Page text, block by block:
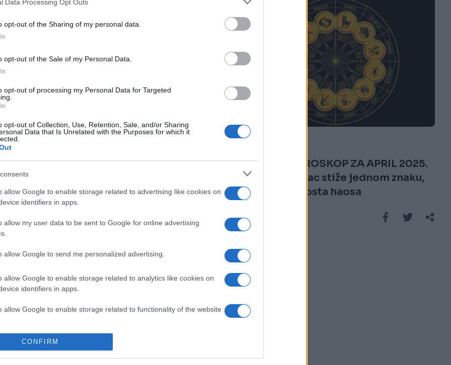
Data Processing Opt Outs
opt-out of the Sharing of my personal data.
opt-out of the Sale of my Personal Data.
opt-out of processing my Personal Data for Targeted
opt-out of Collection, Use, Retention, Sale, and/or Sharing
Data that Is Unrelated with the Purposes for which it
allow Google to enable storage related to advertising like cookies on
identifiers in apps.
allow my user data to be sent to Google for online advertising
allow Google to send me personalized advertising.
allow Google to enable storage related to analytics like cookies on
identifiers in apps.
allow Google to enable storage related to functionality of the website
allow Google to enable storage related to personalization.
CONFIRM
21.04.25. 18:55
VELIKI INDIJSKI HOROSKOP ZA
LJETO 2025: Ove znakove očekuje
KIŠA PARA, ostvariće se sve što
požele
INDIJSKI HOROSKOP ZA APRIL 2025.
Ogroman novac stiže jednom znaku,
ostale čeka dosta haosa
Saznaj više